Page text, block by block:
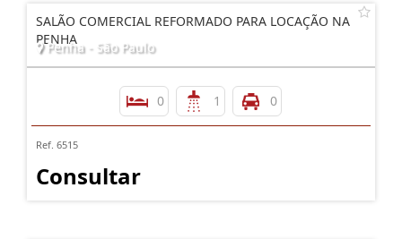
SALÃO COMERCIAL REFORMADO PARA LOCAÇÃO NA
PENHA
Penha - São Paulo
0 1 0
Ref. 6515
Consultar